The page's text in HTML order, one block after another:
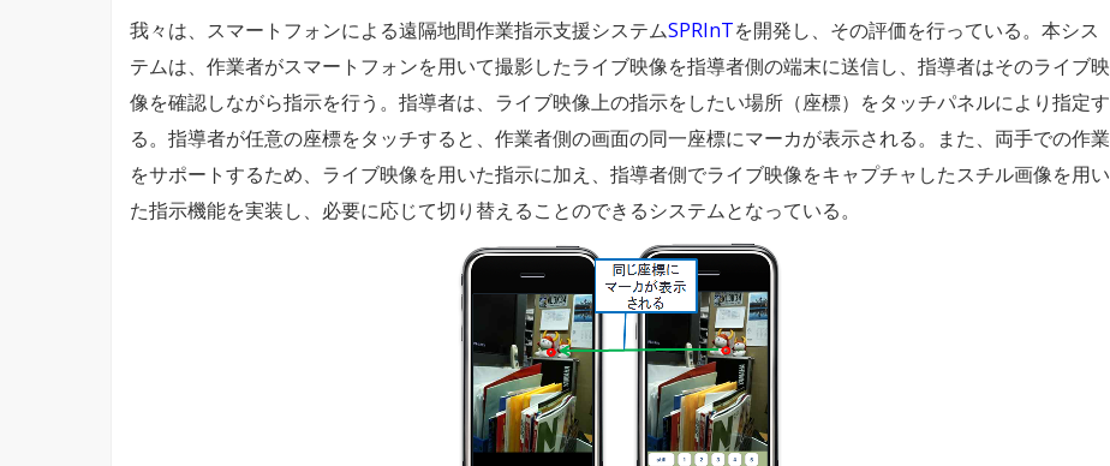
我々は、スマートフォンによる遠隔地間作業指示支援システムSPRInTを開発し、その評価を行っている。本シス
テムは、作業者がスマートフォンを用いて撮影したライブ映像を指導者側の端末に送信し、指導者はそのライブ映
像を確認しながら指示を行う。指導者は、ライブ映像上の指示をしたい場所（座標）をタッチパネルにより指定す
る。指導者が任意の座標をタッチすると、作業者側の画面の同一座標にマーカが表示される。また、両手での作業
をサポートするため、ライブ映像を用いた指示に加え、指導者側でライブ映像をキャプチャしたスチル画像を用い
た指示機能を実装し、必要に応じて切り替えることのできるシステムとなっている。